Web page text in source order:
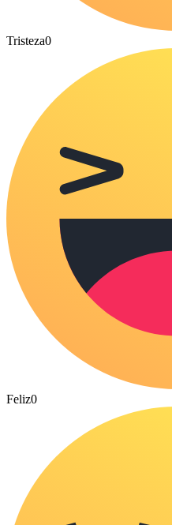
Tristeza0
Feliz0